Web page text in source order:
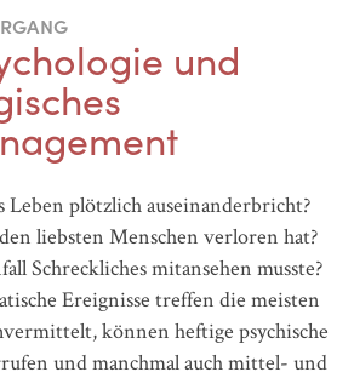
und
plötzlich auseinanderbricht?
liebsten Menschen verloren hat?
Schreckliches mitansehen musste?
Ereignisse treffen die meisten
können heftige psychische
und manchmal auch mittel- und